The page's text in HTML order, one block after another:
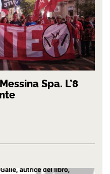
Spa. L’8